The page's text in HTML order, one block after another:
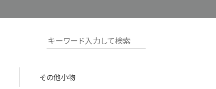
その他小物